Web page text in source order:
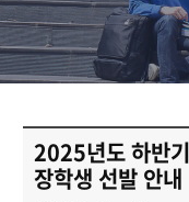
2025년도 하반
장학생 선발 안내